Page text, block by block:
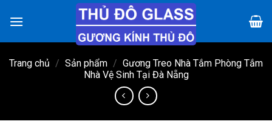
đến
Trang chủ / Sản phẩm / Gương Treo Nhà Tắm Phòng Tắm
Nhà Vệ Sinh Tại Đà Nẵng